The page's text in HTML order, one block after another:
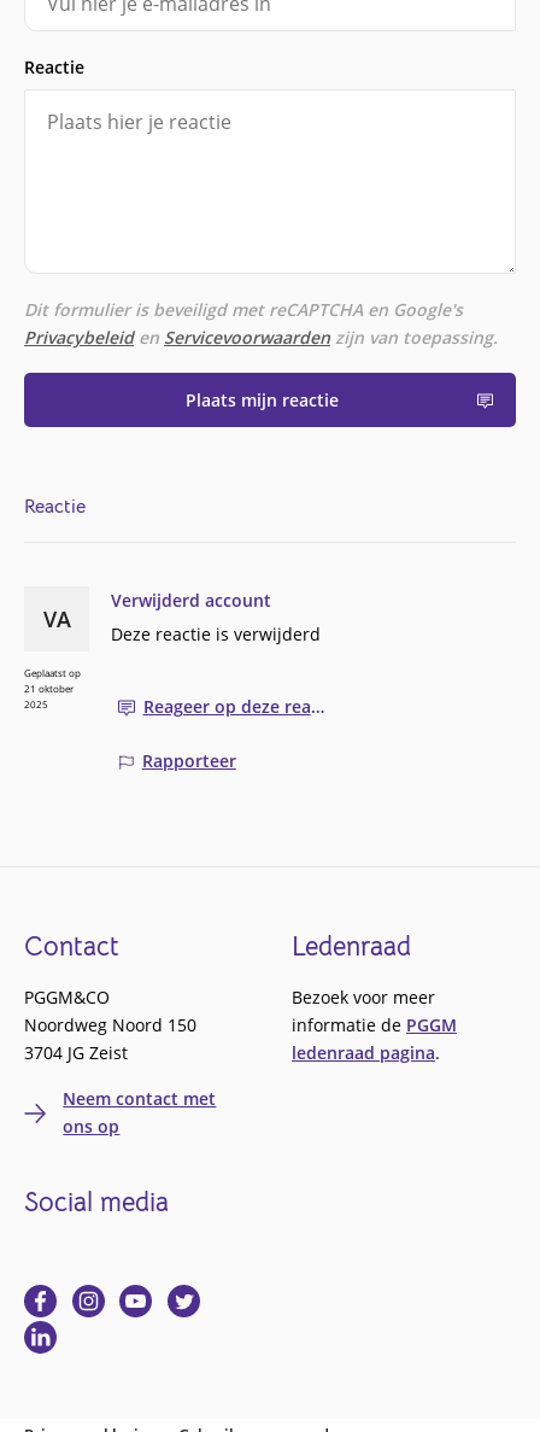
Reactie
Dit formulier is beveiligd met reCAPTCHA en Google's
Privacybeleiden Servicevoorwaarden zijn van toepassing.
Plaats mijn reactie
Reactie
Verwijderd account
Deze reactie is verwijderd
Reageer op deze reactie
Rapporteer
VA
Geplaatst op
21 oktober
2025
Footer
Contact
PGGM&CO
Noordweg Noord 150
3704 JG Zeist
Neem contact met
ons op
Ledenraad
Bezoek voor meer
informatie de PGGM
ledenraad pagina.
Social media
Ga
naar
Facebook
Ga
Ga
Ga
Ga